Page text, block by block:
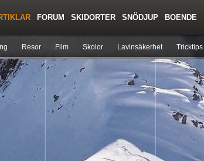
Resor Film Skolor Lavinsäkerhet Tricktips
FORUM SKIDORTER SNÖDJUP BOENDE